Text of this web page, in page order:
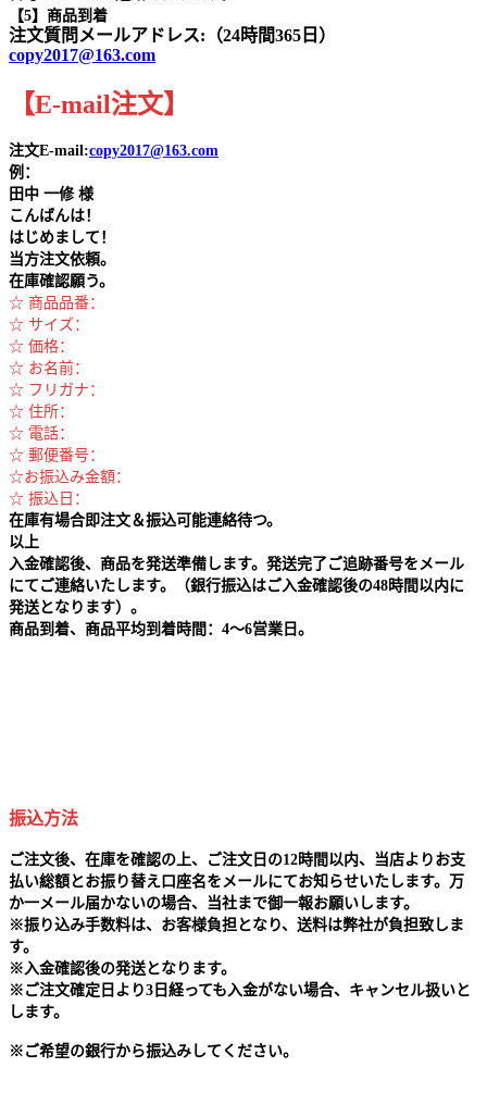
【5】商品到着
注文質問メールアドレス:（24時間365日）
copy2017@163.com
【E-mail注文】
注文E-mail:copy2017@163.com
例：
田中 一修 様
こんばんは！
はじめまして！
当方注文依頼。
在庫確認願う。
☆ 商品品番：
☆ サイズ：
☆ 価格：
☆ お名前：
☆ フリガナ：
☆ 住所：
☆ 電話：
☆ 郵便番号：
☆お振込み金額：
☆ 振込日：
在庫有場合即注文＆振込可能連絡待つ。
以上
入金確認後、商品を発送準備します。発送完了ご追跡番号をメール
にてご連絡いたします。（銀行振込はご入金確認後の48時間以内に
発送となります）。
商品到着、商品平均到着時間：4～6営業日。
振込方法
ご注文後、在庫を確認の上、ご注文日の12時間以内、当店よりお支
払い総額とお振り替え口座名をメールにてお知らせいたします。万
か一メール届かないの場合、当社まで御一報お願いします。
※振り込み手数料は、お客様負担となり、送料は弊社が負担致しま
す。
※ 入金確認後の発送となります。
※ ご注文確定日より3日経っても入金がない場合、キャンセル扱いと
します。
※ ご希望の銀行から振込みしてください。